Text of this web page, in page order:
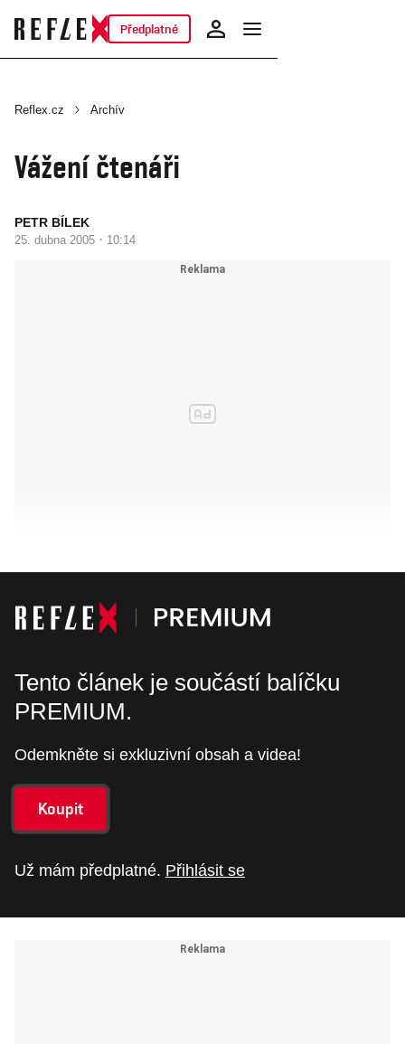
Předplatné
Reflex.cz Archív
Vážení čtenáři
PETR BÍLEK
25. dubna 2005 · 10:14
Tento článek je součástí balíčku
PREMIUM.
Odemkněte si exkluzivní obsah a videa!
Koupit
Už mám předplatné. Přihlásit se